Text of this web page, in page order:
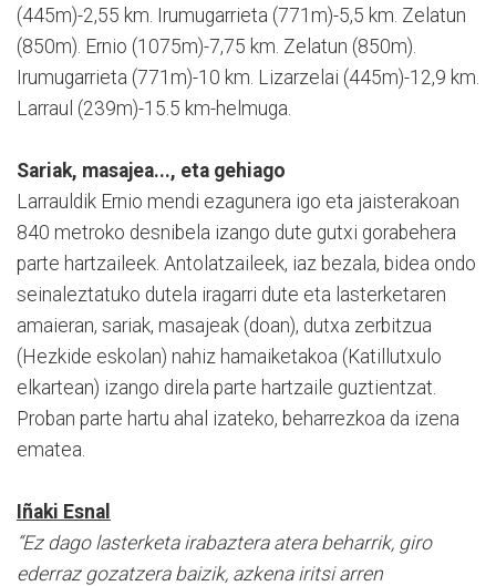
(445m)-2,55 km. Irumugarrieta (771m)-5,5 km. Zelatun
(850m). Ernio (1075m)-7,75 km. Zelatun (850m).
Irumugarrieta (771m)-10 km. Lizarzelai (445m)-12,9 km.
Larraul (239m)-15.5 km-helmuga.
Sariak, masajea..., eta gehiago
Larrauldik Ernio mendi ezagunera igo eta jaisterakoan
840 metroko desnibela izango dute gutxi gorabehera
parte hartzaileek. Antolatzaileek, iaz bezala, bidea ondo
seinaleztatuko dutela iragarri dute eta lasterketaren
amaieran, sariak, masajeak (doan), dutxa zerbitzua
(Hezkide eskolan) nahiz hamaiketakoa (Katillutxulo
elkartean) izango direla parte hartzaile guztientzat.
Proban parte hartu ahal izateko, beharrezkoa da izena
ematea.
Iñaki Esnal
“Ez dago lasterketa irabaztera atera beharrik, giro
ederraz gozatzera baizik, azkena iritsi arren